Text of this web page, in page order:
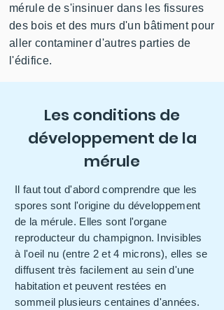
mérule de s'insinuer dans les fissures
des bois et des murs d'un bâtiment pour
aller contaminer d'autres parties de
l'édifice.
Il faut tout d'abord comprendre que les
spores sont l'origine du développement
de la mérule. Elles sont l'organe
reproducteur du champignon. Invisibles
à l'oeil nu (entre 2 et 4 microns), elles se
diffusent très facilement au sein d'une
habitation et peuvent restées en
sommeil plusieurs centaines d'années.
Les conditions de
développement de la
mérule